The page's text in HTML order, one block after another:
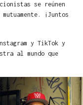
se reúnen
¡Juntos
y TikTok y
al mundo que